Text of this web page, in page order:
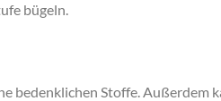
bügeln.
bedenklichen Stoffe.